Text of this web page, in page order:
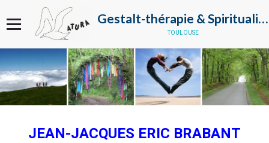
Gestalt-thérapie & Spiritualité
toulouse
JEAN-JACQUES ERIC BRABANT